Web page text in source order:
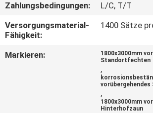
VERBINDUNG
FORDERN
SIE
Zahlungsbedingungen:
L/C, T/T
Versorgungsmaterial-
Fähigkeit:
1400 Sätze
Markieren:
1800x3000mm
Standortfechten
,
,
1800x3000mm
Hinterhofzaun